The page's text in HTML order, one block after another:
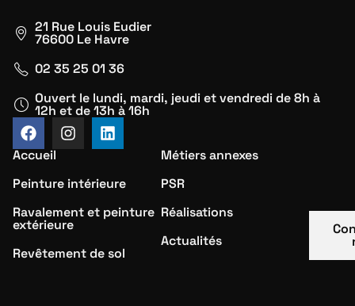
21 Rue Louis Eudier
76600 Le Havre
02 35 25 01 36
Ouvert le lundi, mardi, jeudi et vendredi de 8h à
12h et de 13h à 16h
Accueil
Peinture intérieure
Ravalement et peinture
extérieure
Revêtement de sol
Métiers annexes
PSR
Réalisations
Actualités